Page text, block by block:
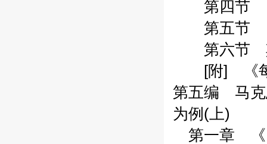
第四节 《
第五节 《
第六节 其
[附] 《每
第五编 马克
为例(上)
第一章 《